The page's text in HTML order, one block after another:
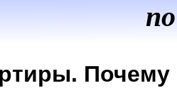
Почему